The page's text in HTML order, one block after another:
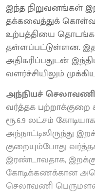
இந்த நிறுவனங்கள்
தக்கவைத்துக்
உற்பத்தியை தொடங்க
தள்ளப்பட்டுள்ளன.
அதிகரிப்பதுடன்
வளர்ச்சியிலும்
அந்நியச் செலாவணி
வர்த்தக பற்றாக்குறை
ரூ.6.9 லட்சம்
அந்நாட்டிலிருந்து
குறையும்போது
இரண்டாவதாக,
கோடிக்கணக்கான
செலாவணி